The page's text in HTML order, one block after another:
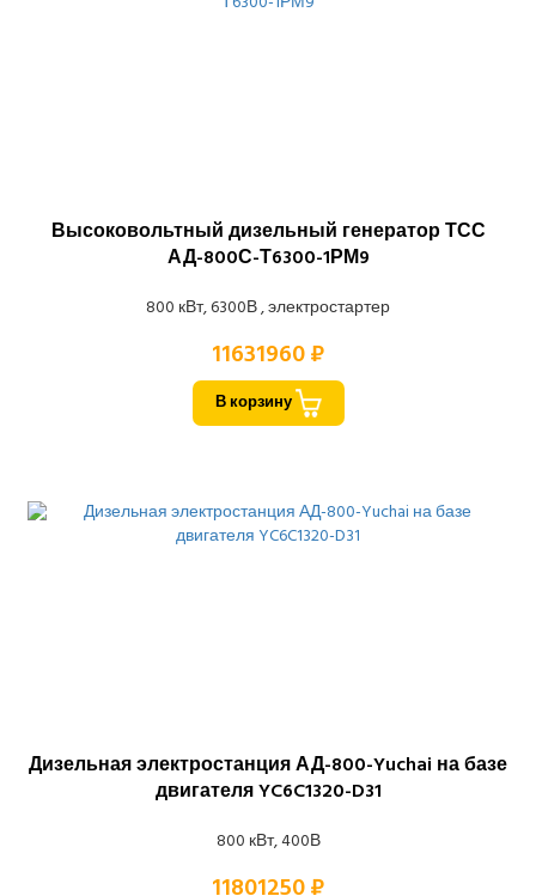
Высоковольтный дизельный генератор ТСС
АД-800С-Т6300-1РМ9
800 кВт, 6300В , электростартер
11631960 ₽
В корзину
Дизельная электростанция АД-800-Yuchai на базе
двигателя YC6C1320-D31
800 кВт, 400В